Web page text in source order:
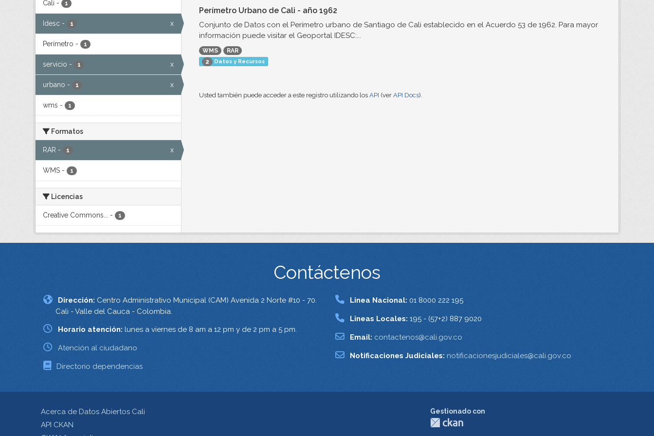
Cali - 1
Idesc - 1 x
Perímetro - 1
servicio - 1 x
urbano - 1 x
wms - 1
Formatos
RAR - 1 x
WMS - 1
Licencias
Creative Commons... - 1
Perímetro Urbano de Cali - año 1962
Conjunto de Datos con el Perímetro urbano de Santiago de Cali establecido en el Acuerdo 53 de 1962. Para mayor
información puede visitar el Geoportal IDESC:...
WMS
RAR
2
Datos y Recursos
Usted también puede acceder a este registro utilizando los API (ver API Docs).
Contáctenos
Dirección: Centro Administrativo Municipal (CAM) Avenida 2 Norte #10 - 70.
Cali - Valle del Cauca - Colombia.
Horario atención: lunes a viernes de 8 am a 12 pm y de 2 pm a 5 pm.
Atención al ciudadano
Directorio dependencias
Linea Nacional: 01 8000 222 195
Lineas Locales: 195 - (57+2) 887 9020
Email: contactenos@cali.gov.co
Notificaciones Judiciales: notificacionesjudiciales@cali.gov.co
Acerca de Datos Abiertos Cali
API CKAN
Gestionado con